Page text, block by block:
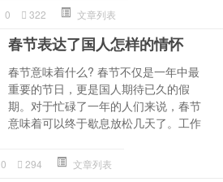
0 322 文章列表
春节表达了国人怎样的情怀
春节意味着什么? 春节不仅是一年中最
重要的节日，更是国人期待已久的假
期。对于忙碌了一年的人们来说，春节
意味着可以终于歇息放松几天了。工作
0 294 文章列表